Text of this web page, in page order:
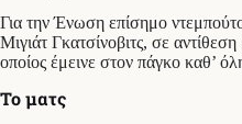
Για την Ένωση επίσημο
Μιγιάτ Γκατσίνοβιτς, σε
οποίος έμεινε στον πάγκο καθ’
Το ματς